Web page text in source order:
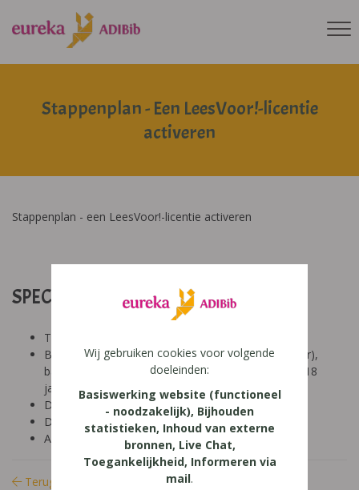
Stappenplan - Een LeesVoor!-licentie
activeren
Stappenplan - een LeesVoor!-licentie activeren
SPECIFICATIES:
Tool: van ons
Besproken Leeftijd: secundair onderwijs (12-14 jaar),
basisonderwijs (6-9 jaar), secundair onderwijs (14-18
jaar), basisonderwijs (9-12 jaar)
Diagnose:
Domein: lezen, schrijven
Aard: praktisch
Terug naar bibliotheek
Wij gebruiken cookies voor volgende
doeleinden:
Basiswerking website (functioneel
- noodzakelijk), Bijhouden
statistieken, Inhoud van externe
bronnen, Live Chat,
Toegankelijkheid, Informeren via
mail.